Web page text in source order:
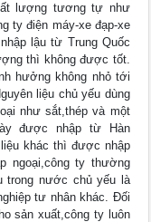
lượng tương tự như
ty điện máy-xe đạp-xe
lậu từ Trung Quốc
thì không được tốt.
hưởng không nhỏ tới
liệu chủ yếu dùng
như sắt,thép và một
được nhập từ Hàn
khác thì được nhập
ngoại,công ty thường
trong nước chủ yếu là
tư nhân khác. Đối
sản xuất,công ty luôn